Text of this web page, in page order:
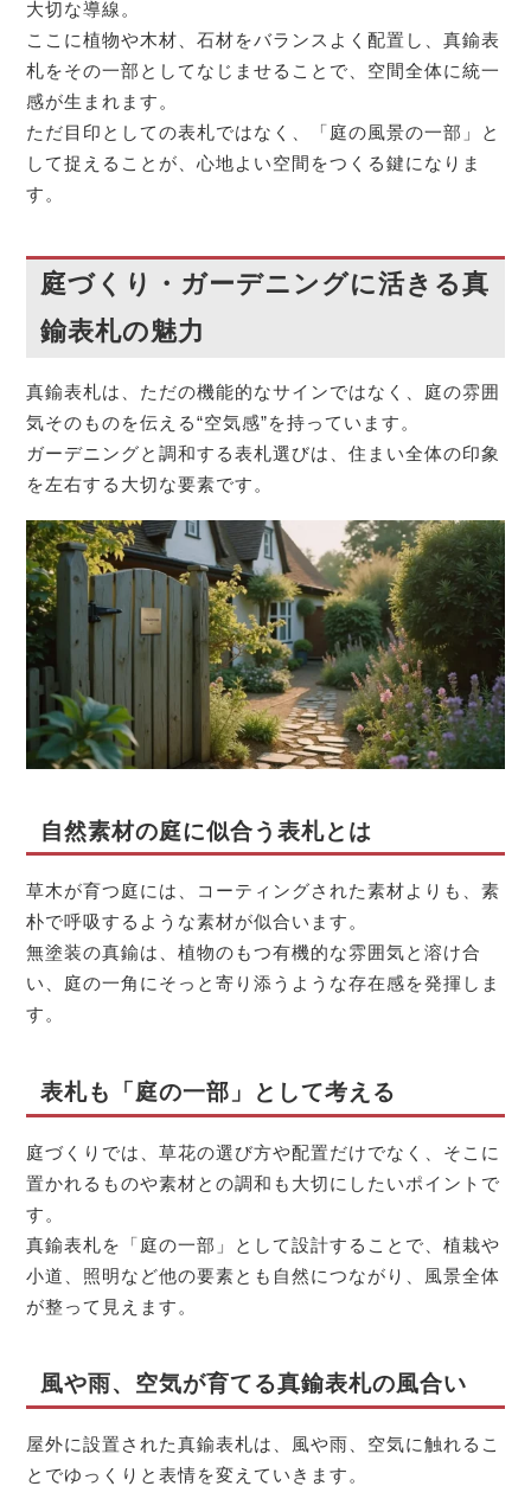
大切な導線。
ここに植物や木材、石材をバランスよく配置し、真鍮表
札をその一部としてなじませることで、空間全体に統一
感が生まれます。
ただ目印としての表札ではなく、「庭の風景の一部」と
して捉えることが、心地よい空間をつくる鍵になりま
す。
庭づくり・ガーデニングに活きる真
鍮表札の魅力
真鍮表札は、ただの機能的なサインではなく、庭の雰囲
気そのものを伝える“空気感”を持っています。
ガーデニングと調和する表札選びは、住まい全体の印象
を左右する大切な要素です。
自然素材の庭に似合う表札とは
草木が育つ庭には、コーティングされた素材よりも、素
朴で呼吸するような素材が似合います。
無塗装の真鍮は、植物のもつ有機的な雰囲気と溶け合
い、庭の一角にそっと寄り添うような存在感を発揮しま
す。
表札も「庭の一部」として考える
庭づくりでは、草花の選び方や配置だけでなく、そこに
置かれるものや素材との調和も大切にしたいポイントで
す。
真鍮表札を「庭の一部」として設計することで、植栽や
小道、照明など他の要素とも自然につながり、風景全体
が整って見えます。
風や雨、空気が育てる真鍮表札の風合い
屋外に設置された真鍮表札は、風や雨、空気に触れるこ
とでゆっくりと表情を変えていきます。